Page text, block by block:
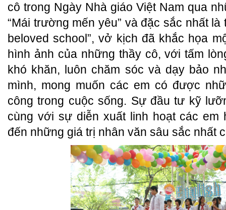
cô trong Ngày Nhà giáo Việt Nam qua
“Mái trường mến yêu” và đặc sắc nhất là
beloved school”, vở kịch đã khắc họa
hình ảnh của những thầy cô, với tấm
khó khăn, luôn chăm sóc và dạy bảo
mình, mong muốn các em có được
công trong cuộc sống. Sự đầu tư kỹ
cùng với sự diễn xuất linh hoạt các em
đến những giá trị nhân văn sâu sắc nhất